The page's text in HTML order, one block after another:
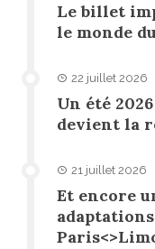
Le billet
le monde
22 juillet 2026
Un été
devient la
21 juillet 2026
Et encore